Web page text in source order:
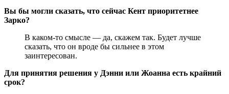
Вы бы могли сказать, что сейчас Кент приоритетнее
Зарко?
В каком-то смысле — да, скажем так. Будет лучше
сказать, что он вроде бы сильнее в этом
заинтересован.
Для принятия решения у Дэнни или Жоанна есть крайний
срок?